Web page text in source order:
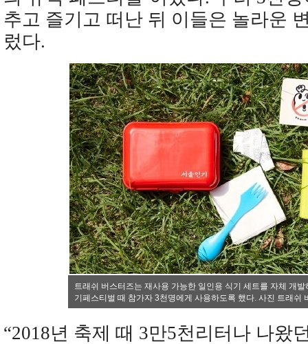
추고 즐기고 떠난 뒤 이들은 놀라운
렀다.
트래쉬 버스터즈는 재사용 가능한 일인용 식기 세트를 자체 개
기페스티벌 때 참가자 3천명에게 사용하도록 했다. 사진 트래쉬
“2018년 축제 때 3만5천리터나 나왔